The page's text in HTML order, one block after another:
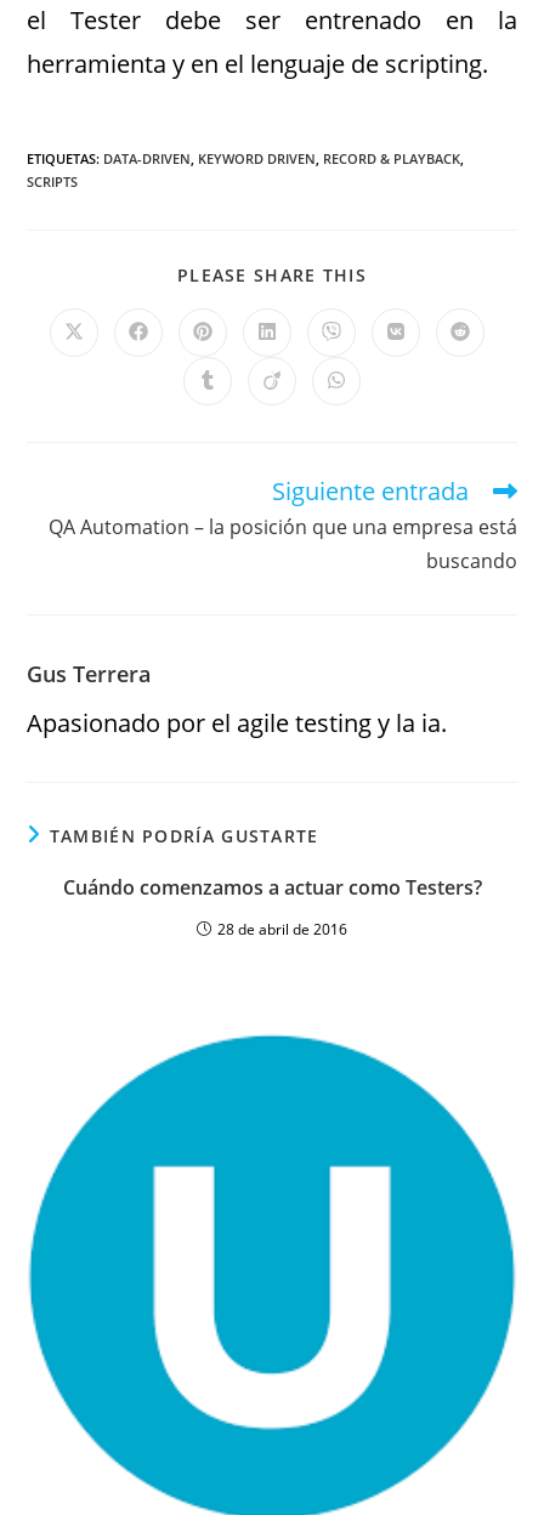
el Tester debe ser entrenado en la
herramienta y en el lenguaje de scripting.
ETIQUETAS: DATA-DRIVEN, KEYWORD DRIVEN, RECORD & PLAYBACK,
SCRIPTS
PLEASE SHARE THIS
Siguiente entrada
QA Automation – la posición que una empresa está
buscando
Gus Terrera
Apasionado por el agile testing y la ia.
TAMBIÉN PODRÍA GUSTARTE
Cuándo comenzamos a actuar como Testers?
28 de abril de 2016